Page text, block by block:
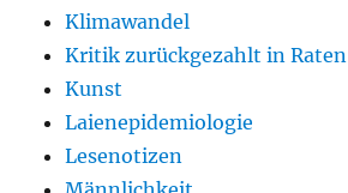
Klimawandel
Kritik zurückgezahlt in Raten
Kunst
Laienepidemiologie
Lesenotizen